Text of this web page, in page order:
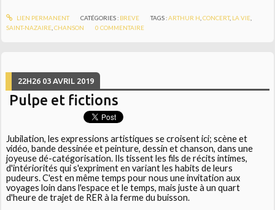
LIEN PERMANENT CATÉGORIES : BREVE TAGS :ARTHUR H ,CONCERT, LA VIE
SAINT-NAZAIRE ,CHANSON 0 COMMENTAIRE
22H26 03 AVRIL 2019
Pulpe et fictions
Jubilation, les expressions artistiques se croisent ici; scène et
vidéo, bande dessinée et peinture, dessin et chanson, dans une
joyeuse dé-catégorisation. Ils tissent les fils de récits intimes,
d'intériorités qui s'expriment en variant les habits de leurs
pudeurs. C'est en même temps pour nous une invitation aux
voyages loin dans l'espace et le temps, mais juste à un quart
d'heure de trajet de RER à la ferme du buisson.